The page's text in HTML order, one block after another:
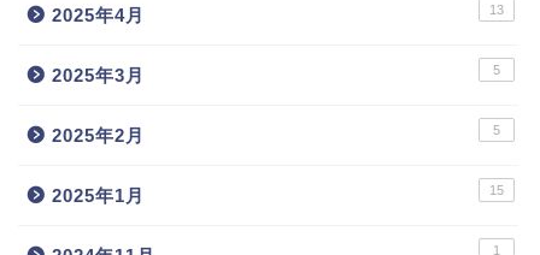
2025年4月 13
2025年3月 5
2025年2月 5
2025年1月 15
1